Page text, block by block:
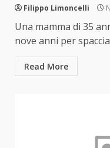
Filippo Limoncelli
Una mamma di 35
nove anni per
Read More